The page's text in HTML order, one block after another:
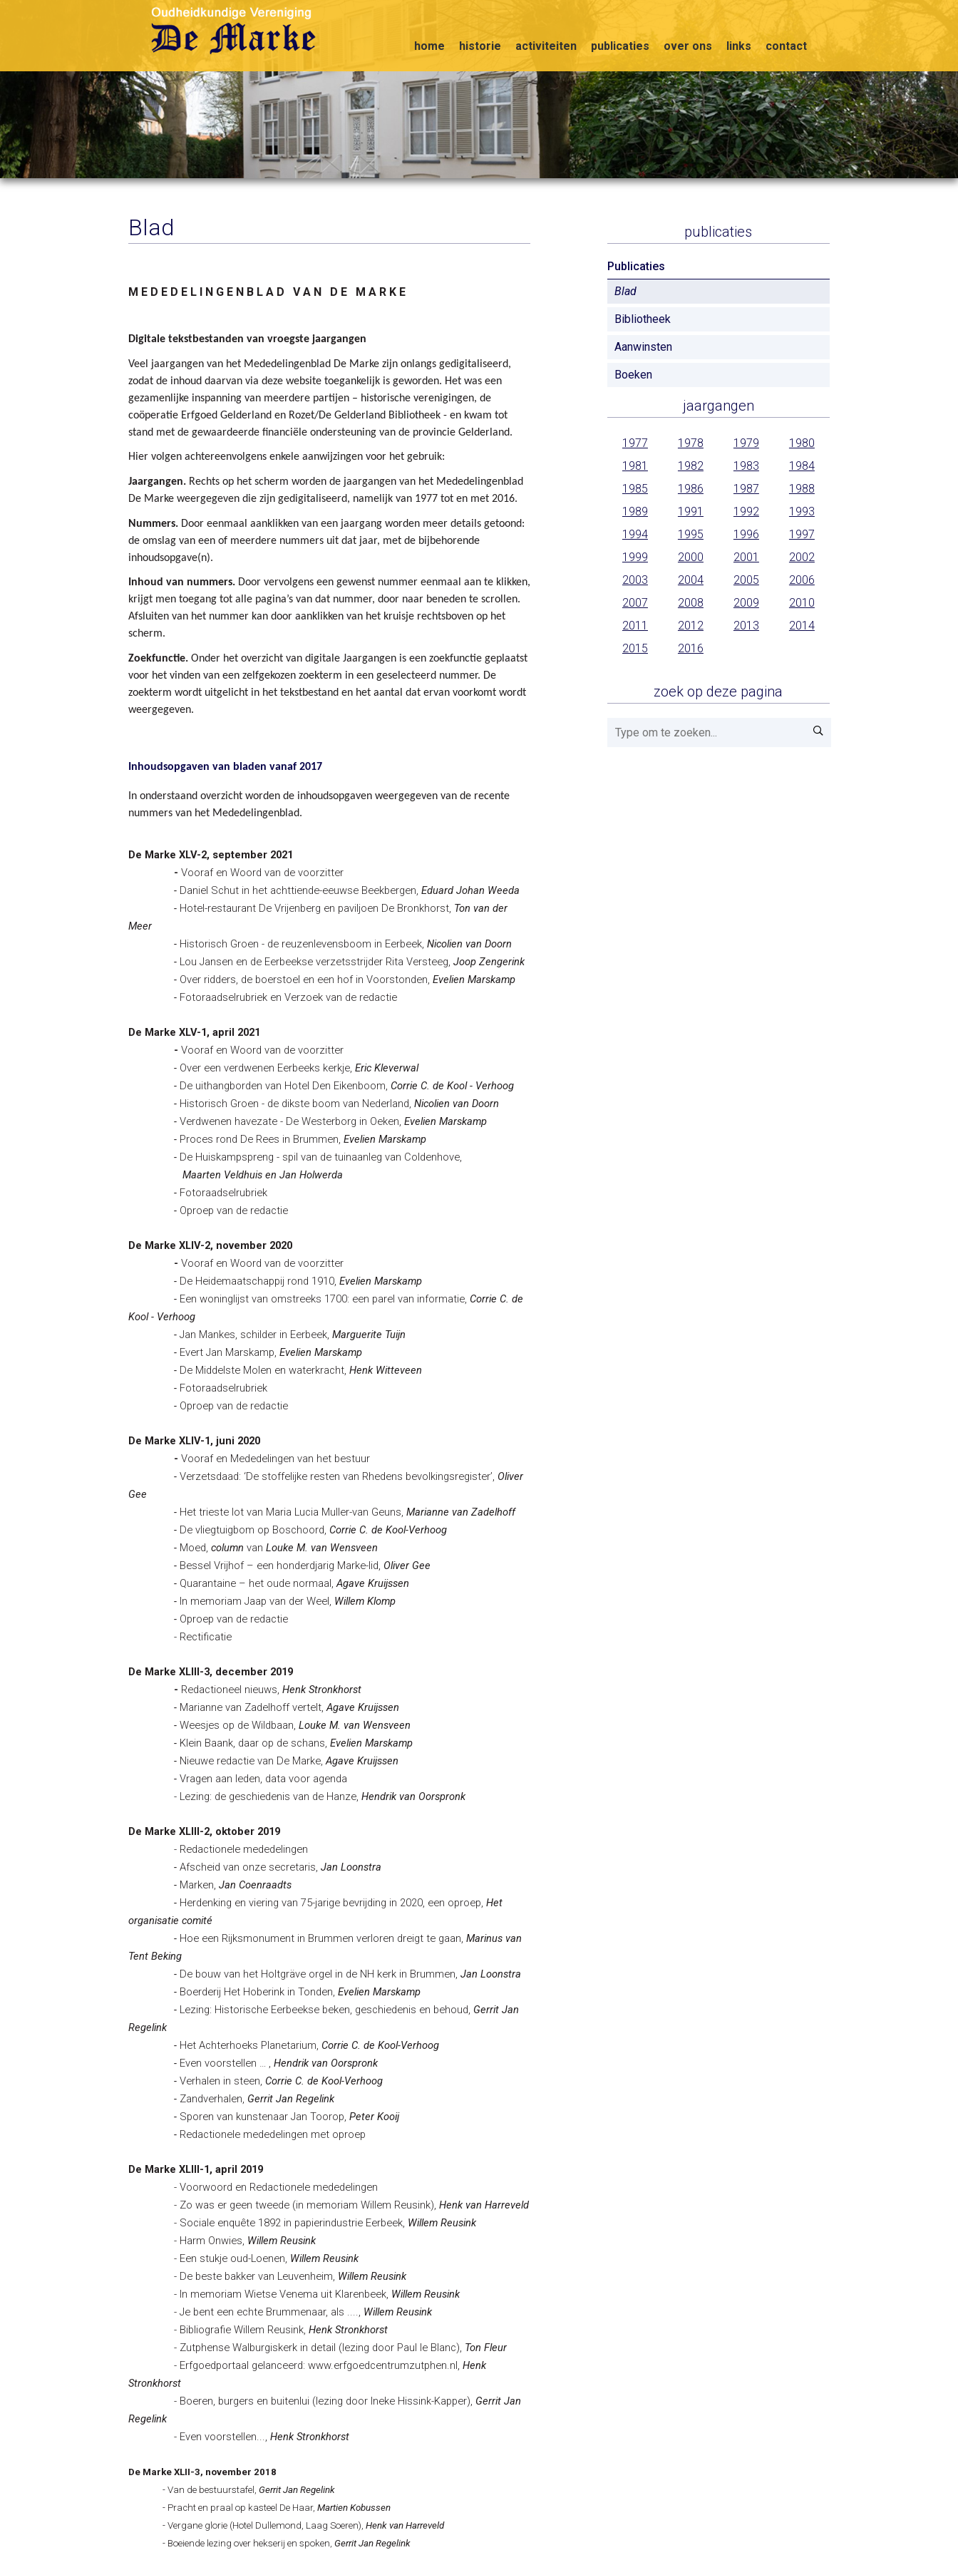
home historie activiteiten publicaties over ons links contact
Blad
M E D E D E L I N G E N B L A D V A N D E M A R K E
Digitale tekstbestanden van vroegste jaargangen
Veel jaargangen van het Mededelingenblad De Marke zijn onlangs gedigitaliseerd,
zodat de inhoud daarvan via deze website toegankelijk is geworden. Het was een
gezamenlijke inspanning van meerdere partijen – historische verenigingen, de
coöperatie Erfgoed Gelderland en Rozet/De Gelderland Bibliotheek - en kwam tot
stand met de gewaardeerde financiële ondersteuning van de provincie Gelderland.
Hier volgen achtereenvolgens enkele aanwijzingen voor het gebruik:
Jaargangen. Rechts op het scherm worden de jaargangen van het Mededelingenblad
De Marke weergegeven die zijn gedigitaliseerd, namelijk van 1977 tot en met 2016.
Nummers. Door eenmaal aanklikken van een jaargang worden meer details getoond:
de omslag van een of meerdere nummers uit dat jaar, met de bijbehorende
inhoudsopgave(n).
Inhoud van nummers. Door vervolgens een gewenst nummer eenmaal aan te klikken,
krijgt men toegang tot alle pagina’s van dat nummer, door naar beneden te scrollen.
Afsluiten van het nummer kan door aanklikken van het kruisje rechtsboven op het
scherm.
Zoekfunctie. Onder het overzicht van digitale Jaargangen is een zoekfunctie geplaatst
voor het vinden van een zelfgekozen zoekterm in een geselecteerd nummer. De
zoekterm wordt uitgelicht in het tekstbestand en het aantal dat ervan voorkomt wordt
weergegeven.
Inhoudsopgaven van bladen vanaf 2017
In onderstaand overzicht worden de inhoudsopgaven weergegeven van de recente
nummers van het Mededelingenblad.
De Marke XLV-2, september 2021
- Vooraf en Woord van de voorzitter
- Daniel Schut in het achttiende-eeuwse Beekbergen, Eduard Johan Weeda
- Hotel-restaurant De Vrijenberg en paviljoen De Bronkhorst, Ton van der
Meer
- Historisch Groen - de reuzenlevensboom in Eerbeek, Nicolien van Doorn
- Lou Jansen en de Eerbeekse verzetsstrijder Rita Versteeg, Joop Zengerink
- Over ridders, de boerstoel en een hof in Voorstonden, Evelien Marskamp
- Fotoraadselrubriek en Verzoek van de redactie
De Marke XLV-1, april 2021
- Vooraf en Woord van de voorzitter
- Over een verdwenen Eerbeeks kerkje, Eric Kleverwal
- De uithangborden van Hotel Den Eikenboom, Corrie C. de Kool - Verhoog
- Historisch Groen - de dikste boom van Nederland, Nicolien van Doorn
- Verdwenen havezate - De Westerborg in Oeken, Evelien Marskamp
- Proces rond De Rees in Brummen, Evelien Marskamp
- De Huiskampspreng - spil van de tuinaanleg van Coldenhove,
Maarten Veldhuis en Jan Holwerda
- Fotoraadselrubriek
- Oproep van de redactie
De Marke XLIV-2, november 2020
- Vooraf en Woord van de voorzitter
- De Heidemaatschappij rond 1910, Evelien Marskamp
- Een woninglijst van omstreeks 1700: een parel van informatie, Corrie C. de
Kool - Verhoog
- Jan Mankes, schilder in Eerbeek, Marguerite Tuijn
- Evert Jan Marskamp, Evelien Marskamp
- De Middelste Molen en waterkracht, Henk Witteveen
- Fotoraadselrubriek
- Oproep van de redactie
De Marke XLIV-1, juni 2020
- Vooraf en Mededelingen van het bestuur
- Verzetsdaad: ‘De stoffelijke resten van Rhedens bevolkingsregister’, Oliver
Gee
- Het trieste lot van Maria Lucia Muller-van Geuns, Marianne van Zadelhoff
- De vliegtuigbom op Boschoord, Corrie C. de Kool-Verhoog
- Moed, column van Louke M. van Wensveen
- Bessel Vrijhof – een honderdjarig Marke-lid, Oliver Gee
- Quarantaine – het oude normaal, Agave Kruijssen
- In memoriam Jaap van der Weel, Willem Klomp
- Oproep van de redactie
- Rectificatie
De Marke XLIII-3, december 2019
- Redactioneel nieuws, Henk Stronkhorst
- Marianne van Zadelhoff vertelt, Agave Kruijssen
- Weesjes op de Wildbaan, Louke M. van Wensveen
- Klein Baank, daar op de schans, Evelien Marskamp
- Nieuwe redactie van De Marke, Agave Kruijssen
- Vragen aan leden, data voor agenda
- Lezing: de geschiedenis van de Hanze, Hendrik van Oorspronk
De Marke XLIII-2, oktober 2019
- Redactionele mededelingen
- Afscheid van onze secretaris, Jan Loonstra
- Marken, Jan Coenraadts
- Herdenking en viering van 75-jarige bevrijding in 2020, een oproep, Het
organisatie comité
- Hoe een Rijksmonument in Brummen verloren dreigt te gaan, Marinus van
Tent Beking
- De bouw van het Holtgräve orgel in de NH kerk in Brummen, Jan Loonstra
- Boerderij Het Hoberink in Tonden, Evelien Marskamp
- Lezing: Historische Eerbeekse beken, geschiedenis en behoud, Gerrit Jan
Regelink
- Het Achterhoeks Planetarium, Corrie C. de Kool-Verhoog
- Even voorstellen … , Hendrik van Oorspronk
- Verhalen in steen, Corrie C. de Kool-Verhoog
- Zandverhalen, Gerrit Jan Regelink
- Sporen van kunstenaar Jan Toorop, Peter Kooij
- Redactionele mededelingen met oproep
De Marke XLIII-1, april 2019
- Voorwoord en Redactionele mededelingen
- Zo was er geen tweede (in memoriam Willem Reusink), Henk van Harreveld
- Sociale enquête 1892 in papierindustrie Eerbeek, Willem Reusink
- Harm Onwies, Willem Reusink
- Een stukje oud-Loenen, Willem Reusink
- De beste bakker van Leuvenheim, Willem Reusink
- In memoriam Wietse Venema uit Klarenbeek, Willem Reusink
- Je bent een echte Brummenaar, als ...., Willem Reusink
- Bibliografie Willem Reusink, Henk Stronkhorst
- Zutphense Walburgiskerk in detail (lezing door Paul le Blanc), Ton Fleur
- Erfgoedportaal gelanceerd: www.erfgoedcentrumzutphen.nl, Henk
Stronkhorst
- Boeren, burgers en buitenlui (lezing door Ineke Hissink-Kapper), Gerrit Jan
Regelink
- Even voorstellen..., Henk Stronkhorst
De Marke XLII-3, november 2018
- Van de bestuurstafel, Gerrit Jan Regelink
- Pracht en praal op kasteel De Haar, Martien Kobussen
- Vergane glorie (Hotel Dullemond, Laag Soeren), Henk van Harreveld
- Boeiende lezing over hekserij en spoken, Gerrit Jan Regelink
publicaties
Publicaties
Blad
Bibliotheek
Aanwinsten
Boeken
jaargangen
1977 1978 1979
1980
1981
1982 1983
1984
1985
1986 1987
1988
1989
1991 1992
1993
1994
1995 1996
1997
1999
2000 2001
2002
2003
2004 2005
2006
2007
2008 2009
2010
2011
2012 2013
2014
2015
2016
zoek op deze pagina
Zoeken!